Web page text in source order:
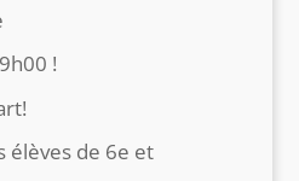
!
élèves de 6e et